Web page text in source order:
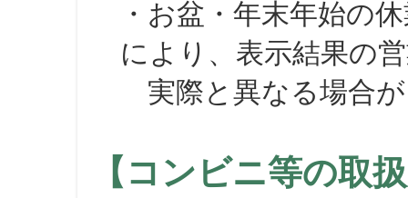
・お盆・年末年始の
により、表示結果の
実際と異なる場合が
【コンビニ等の取